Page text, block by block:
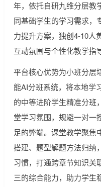
年，依托自研九维分层教
同基础学生的学习需求，
力提升方案，独创4-10人
互动氛围与个性化教学指
平台核心优势为小班分层
能AI分班系统，将本地学
的中等进阶学生精准分班
堂学习氛围，规避一对一
足的弊端。课堂教学聚焦
搭建、题型解题方法归纳
习惯，打通跨章节知识关
三的综合能力，助力学生